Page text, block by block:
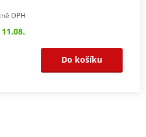
DPH
Do košíku